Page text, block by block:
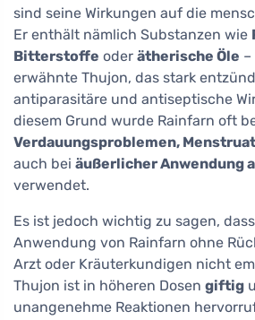
sind seine Wirkungen auf die
Er enthält nämlich Substanzen wie
Bitterstoffe oder ätherische Öle
erwähnte Thujon, das stark
antiparasitäre und antiseptische
diesem Grund wurde Rainfarn oft
Verdauungsproblemen,
auch bei äußerlicher Anwendung
verwendet.
Es ist jedoch wichtig zu sagen,
Anwendung von Rainfarn ohne
Arzt oder Kräuterkundigen nicht
Thujon ist in höheren Dosen giftig
unangenehme Reaktionen